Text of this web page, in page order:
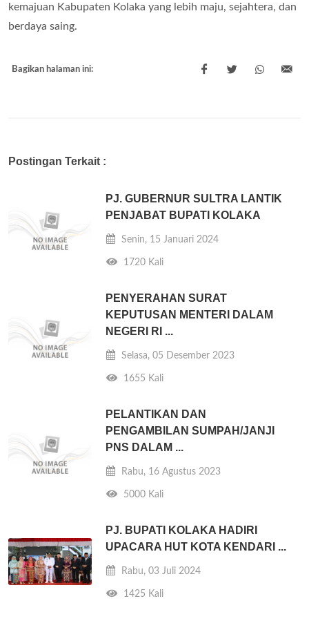
kemajuan Kabupaten Kolaka yang lebih maju, sejahtera, dan
berdaya saing.
Bagikan halaman ini:
Postingan Terkait :
PJ. GUBERNUR SULTRA LANTIK
PENJABAT BUPATI KOLAKA
Senin, 15 Januari 2024
1720 Kali
PENYERAHAN SURAT
KEPUTUSAN MENTERI DALAM
NEGERI RI ...
Selasa, 05 Desember 2023
1655 Kali
PELANTIKAN DAN
PENGAMBILAN SUMPAH/JANJI
PNS DALAM ...
Rabu, 16 Agustus 2023
5000 Kali
PJ. BUPATI KOLAKA HADIRI
UPACARA HUT KOTA KENDARI ...
Rabu, 03 Juli 2024
1425 Kali